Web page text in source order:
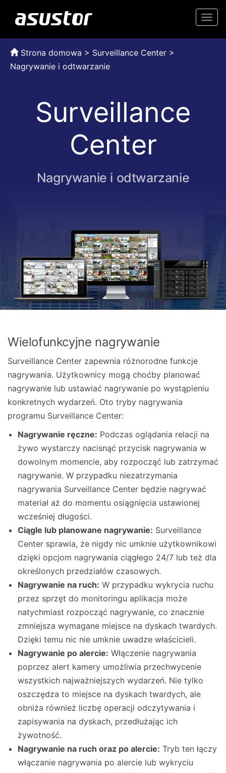
Strona domowa > Surveillance Center >
Nagrywanie i odtwarzanie
Surveillance
Center
Nagrywanie i odtwarzanie
Wielofunkcyjne nagrywanie
Surveillance Center zapewnia różnorodne funkcje
nagrywania. Użytkownicy mogą choćby planować
nagrywanie lub ustawiać nagrywanie po wystąpieniu
konkretnych wydarzeń. Oto tryby nagrywania
programu Surveillance Center:
Nagrywanie ręczne: Podczas oglądania relacji na
żywo wystarczy nacisnąć przycisk nagrywania w
dowolnym momencie, aby rozpocząć lub zatrzymać
nagrywanie. W przypadku niezatrzymania
nagrywania Surveillance Center będzie nagrywać
materiał aż do momentu osiągnięcia ustawionej
wcześniej długości.
Ciągle lub planowane nagrywanie: Surveillance
Center sprawia, że nigdy nic umknie użytkownikowi
dzięki opcjom nagrywania ciągłego 24/7 lub też dla
określonych przedziałów czasowych.
Nagrywanie na ruch: W przypadku wykrycia ruchu
przez sprzęt do monitoringu aplikacja może
natychmiast rozpocząć nagrywanie, co znacznie
zmniejsza wymagane miejsce na dyskach twardych.
Dzięki temu nic nie umknie uwadze właścicieli.
Nagrywanie po alercie: Włączenie nagrywania
poprzez alert kamery umożliwia przechwycenie
wszystkich najważniejszych wydarzeń. Nie tylko
oszczędza to miejsce na dyskach twardych, ale
obniża również liczbę operacji odczytywania i
zapisywania na dyskach, przedłużając ich
żywotność.
Nagrywanie na ruch oraz po alercie: Tryb ten łączy
włączanie nagrywania po alercie lub wykryciu